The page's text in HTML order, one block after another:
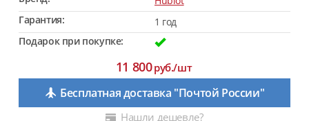
Гарантия:
1 год
Подарок при покупке:
11 800руб./шт
Бесплатная доставка "Почтой России"
Нашли дешевле?